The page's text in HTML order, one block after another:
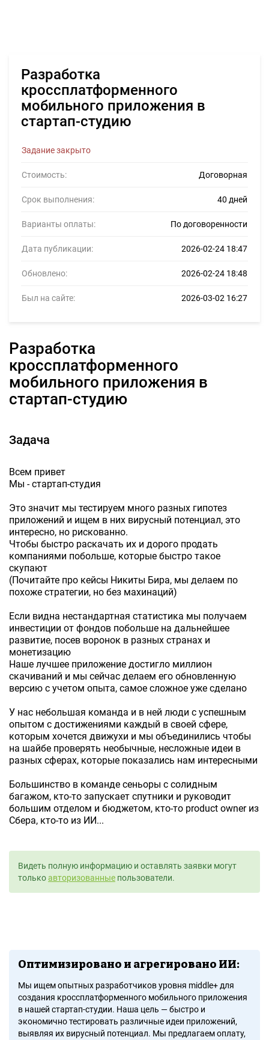
Разработка
кроссплатформенного
мобильного приложения в
стартап-студию
Задание закрыто
Стоимость: Договорная
Срок выполнения: 40 дней
Варианты оплаты: По договоренности
Дата публикации: 2026-02-24 18:47
Обновлено: 2026-02-24 18:48
Был на сайте: 2026-03-02 16:27
Разработка
кроссплатформенного
мобильного приложения в
стартап-студию
Задача
Всем привет
Мы - стартап-студия
Это значит мы тестируем много разных гипотез
приложений и ищем в них вирусный потенциал, это
интересно, но рискованно.
Чтобы быстро раскачать их и дорого продать
компаниями побольше, которые быстро такое
скупают
(Почитайте про кейсы Никиты Бира, мы делаем по
похоже стратегии, но без махинаций)
Если видна нестандартная статистика мы получаем
инвестиции от фондов побольше на дальнейшее
развитие, посев воронок в разных странах и
монетизацию
Наше лучшее приложение достигло миллион
скачиваний и мы сейчас делаем его обновленную
версию с учетом опыта, самое сложное уже сделано
У нас небольшая команда и в ней люди с успешным
опытом с достижениями каждый в своей сфере,
которым хочется движухи и мы объединились чтобы
на шайбе проверять необычные, несложные идеи в
разных сферах, которые показались нам интересными
Большинство в команде сеньоры с солидным
багажом, кто-то запускает спутники и руководит
большим отделом и бюджетом, кто-то product owner из
Сбера, кто-то из ИИ...
Видеть полную информацию и оставлять заявки могут
толькоавторизованные пользователи.
Оптимизировано и агрегировано ИИ:
Мы ищем опытных разработчиков уровня middle+ для
создания кроссплатформенного мобильного приложения
в нашей стартап-студии. Наша цель — быстро и
экономично тестировать различные идеи приложений,
выявляя их вирусный потенциал. Мы предлагаем оплату,